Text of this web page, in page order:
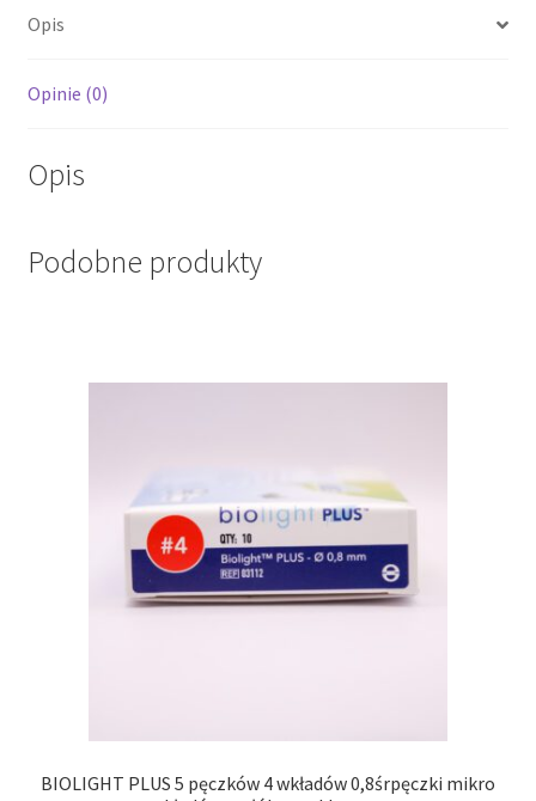
Opis
Opinie (0)
Opis
Podobne produkty
BIOLIGHT PLUS 5 pęczków 4 wkładów 0,8śrpęczki mikro